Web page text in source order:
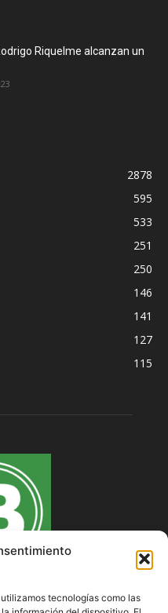
tecnologías como las
Riquelme alcanzan un
2878
595
533
251
250
146
141
127
115